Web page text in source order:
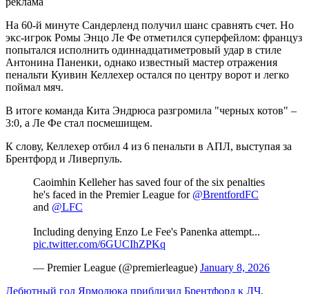
На 60-й минуте Сандерленд получил шанс сравнять счет. Но
экс-игрок Ромы Энцо Ле Фе отметился суперфейлом: француз
попытался исполнить одиннадцатиметровый удар в стиле
Антонина Паненки, однако известный мастер отражения
пенальти Куивин Келлехер остался по центру ворот и легко
поймал мяч.
В итоге команда Кита Эндрюса разгромила "черных котов" –
3:0, а Ле Фе стал посмешищем.
К слову, Келлехер отбил 4 из 6 пенальти в АПЛ, выступая за
Брентфорд и Ливерпуль.
Caoimhin Kelleher has saved four of the six penalties
he's faced in the Premier League for @BrentfordFC
and @LFC
Including denying Enzo Le Fee's Panenka attempt...
pic.twitter.com/6GUCIhZPKq
— Premier League (@premierleague) January 8, 2026
Дебютный гол Ярмолюка приблизил Брентфорд к ЛЧ,